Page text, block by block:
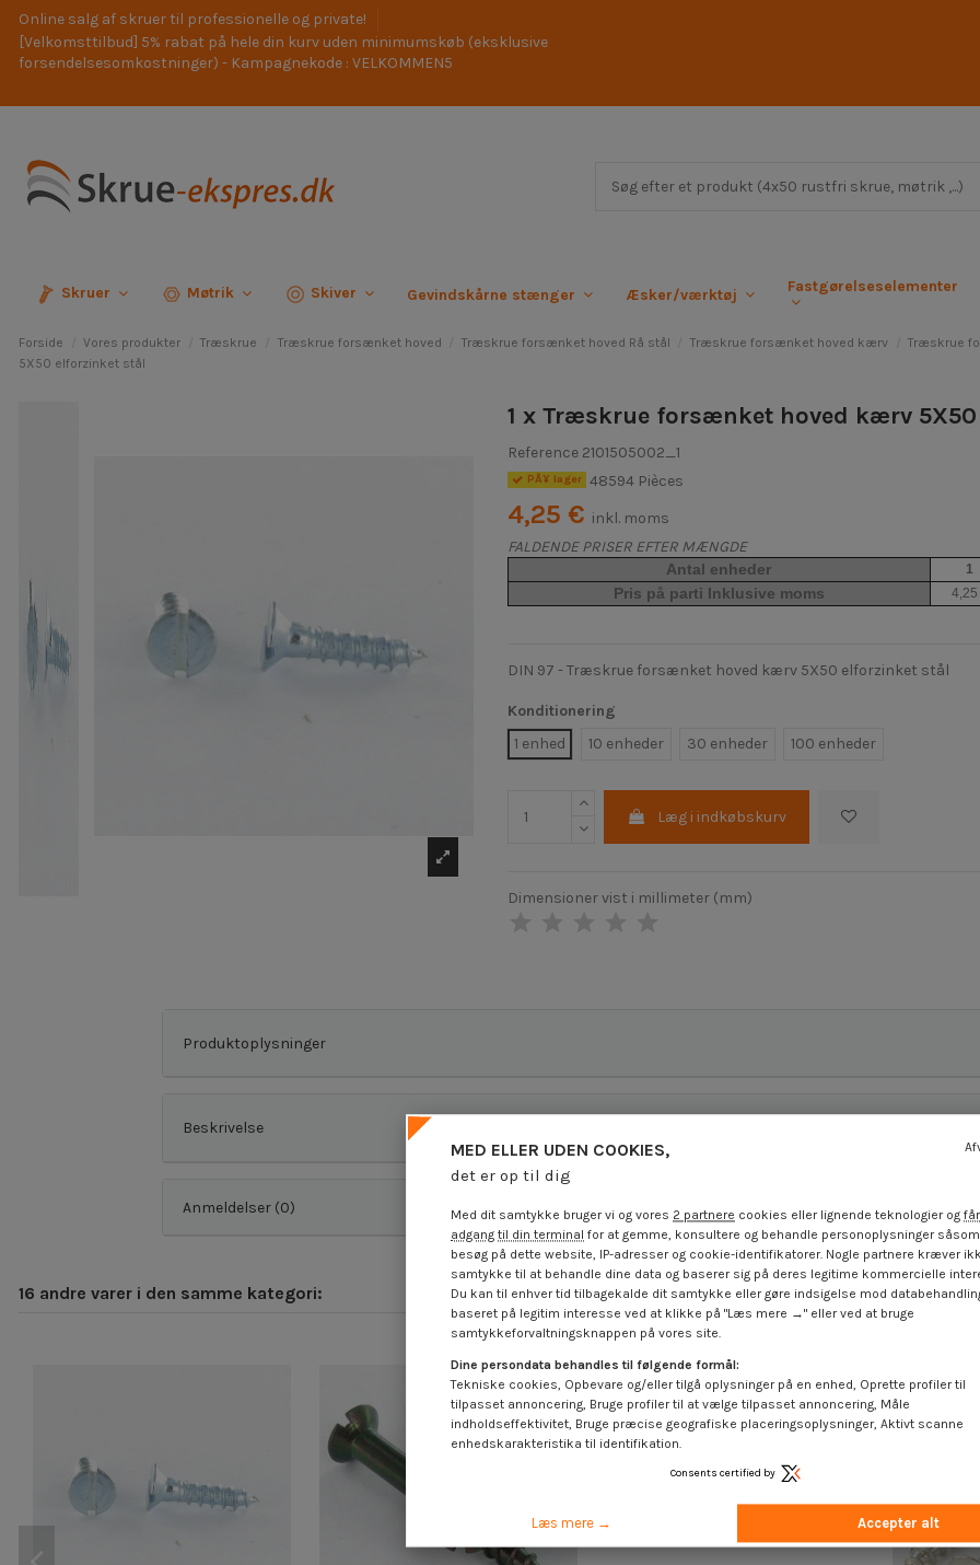
Online salg af skruer til professionelle og private!
[Velkomsttilbud] 5% rabat på hele din kurv uden minimumskøb (eksklusive
forsendelsesomkostninger) - Kampagnekode : VELKOMMEN5
Skruer Møtrik Skiver Gevindskårne stænger Æsker/værktøj Fastgørelseselementer
Forside Vores produkter Træskrue Træskrue forsænket hoved Træskrue forsænket hoved Rå stål Træskrue forsænket hoved kærv Træskrue
5X50 elforzinket stål
1 x Træskrue forsænket hoved kærv
Reference 2101505002_1
PÃ¥ lager 48594 Pièces
4,25 € inkl. moms
FALDENDE PRISER EFTER MÆNGDE
Antal enheder 1
Pris på parti Inklusive moms 4,25
DIN 97 - Træskrue forsænket hoved kærv 5X50 elforzinket stål
Konditionering
1 enhed
10 enheder 30 enheder 100 enheder
Læg i indkøbskurv
Dimensioner vist i millimeter (mm)
Produktoplysninger
Beskrivelse
Anmeldelser (0)
16 andre varer i den samme kategori:
På tilbud!
-12%
MED ELLER UDEN COOKIES,
det er op til dig
Med dit samtykke bruger vi og vores 2 partnere cookies eller lignende teknologier og får
adgang til din terminal for at gemme, konsultere og behandle personoplysninger
besøg på dette website, IP-adresser og cookie-identifikatorer. Nogle partnere kræver
samtykke til at behandle dine data og baserer sig på deres legitime kommercielle
Du kan til enhver tid tilbagekalde dit samtykke eller gøre indsigelse mod
baseret på legitim interesse ved at klikke på "Læs mere →" eller ved at bruge
samtykkeforvaltningsknappen på vores site.
Dine persondata behandles til følgende formål:
Tekniske cookies, Opbevare og/eller tilgå oplysninger på en enhed, Oprette profiler til
tilpasset annoncering, Bruge profiler til at vælge tilpasset annoncering, Måle
indholdseffektivitet, Bruge præcise geografiske placeringsoplysninger, Aktivt scanne
enhedskarakteristika til identifikation.
Consents certified by
Læs mere → Accepter alt